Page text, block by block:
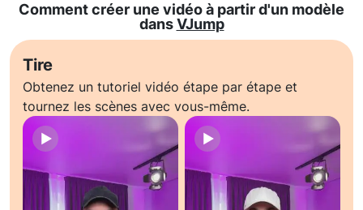
Comment créer une vidéo à partir d'un modèle
dansVJump
Tire
Obtenez un tutoriel vidéo étape par étape et
tournez les scènes avec vous-même.